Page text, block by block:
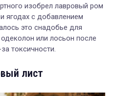
изобрел лавровый ром
ягодах с добавлением
это снадобье для
или лосьон после
токсичности.
лист